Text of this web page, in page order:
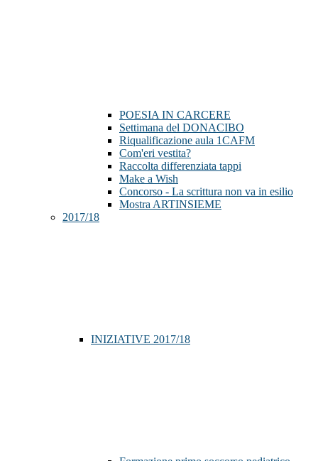
POESIA IN CARCERE
Settimana del DONACIBO
Riqualificazione aula 1CAFM
Com'eri vestita?
Raccolta differenziata tappi
Make a Wish
Concorso - La scrittura non va in esilio
Mostra ARTINSIEME
2017/18
INIZIATIVE 2017/18